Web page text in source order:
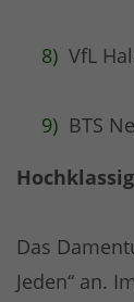
VfL
BTS
Das
Jeden“ an.